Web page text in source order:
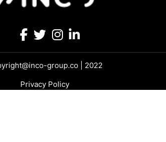
group.co | 2022
Privacy Policy